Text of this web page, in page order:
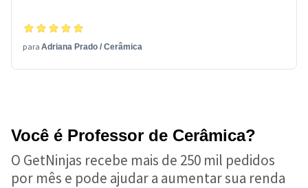
para Adriana Prado / Cerâmica
Você é Professor de Cerâmica?
O GetNinjas recebe mais de 250 mil pedidos
por mês e pode ajudar a aumentar sua renda